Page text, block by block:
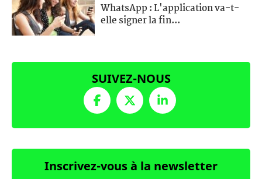
WhatsApp : L'application va-t-
elle signer la fin...
SUIVEZ-NOUS
Inscrivez-vous à la newsletter